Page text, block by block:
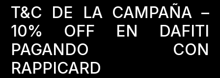
T&C DE LA CAMPAÑA –
10% OFF EN DAFITI
PAGANDO CON
RAPPICARD